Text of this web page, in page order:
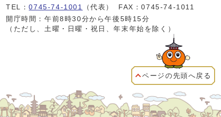
TEL：0745-74-1001 （代表）
FAX：0745-74-1011
開庁時間：午前8時30分から午後5時15分
（ただし、土曜・日曜・祝日、年末年始を除く）
ページの先頭へ戻る